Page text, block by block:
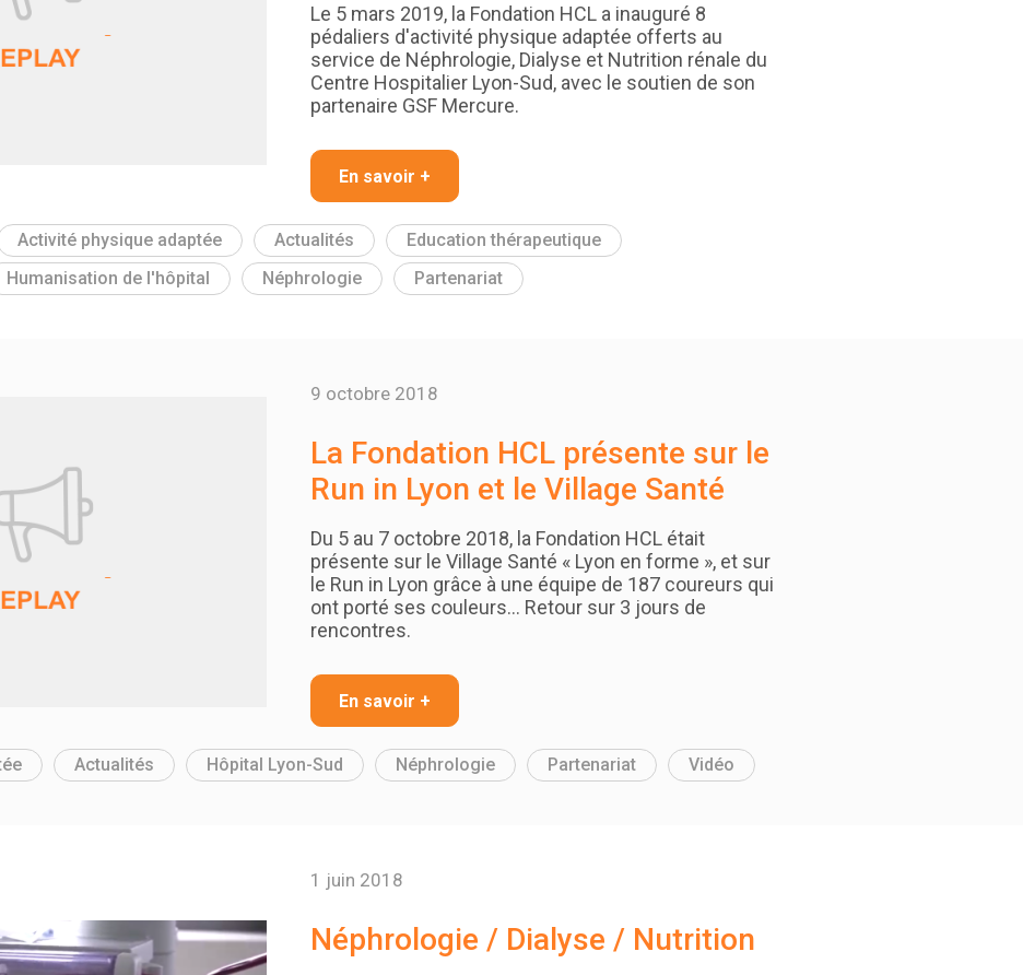
Le 5 mars 2019, la Fondation HCL a inauguré 8
pédaliers d'activité physique adaptée offerts au
service de Néphrologie, Dialyse et Nutrition rénale du
Centre Hospitalier Lyon-Sud, avec le soutien de son
partenaire GSF Mercure.
En savoir +
Activité physique adaptée Actualités
Education thérapeutique
Humanisation de l'hôpital Néphrologie Partenariat
9 octobre 2018
La Fondation HCL présente sur le
Run in Lyon et le Village Santé
Du 5 au 7 octobre 2018, la Fondation HCL était
présente sur le Village Santé « Lyon en forme », et sur
le Run in Lyon grâce à une équipe de 187 coureurs qui
ont porté ses couleurs… Retour sur 3 jours de
rencontres.
En savoir +
Actualités Hôpital Lyon-Sud Néphrologie Partenariat Vidéo
1 juin 2018
Néphrologie / Dialyse / Nutrition